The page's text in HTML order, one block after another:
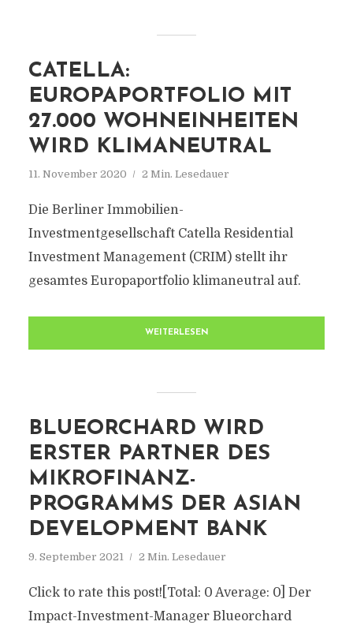
CATELLA:
EUROPAPORTFOLIO MIT
27.000 WOHNEINHEITEN
WIRD KLIMANEUTRAL
11. November 2020 2 Min. Lesedauer
Die Berliner Immobilien-
Investmentgesellschaft Catella Residential
Investment Management (CRIM) stellt ihr
gesamtes Europaportfolio klimaneutral auf.
WEITERLESEN
BLUEORCHARD WIRD
ERSTER PARTNER DES
MIKROFINANZ-
PROGRAMMS DER ASIAN
DEVELOPMENT BANK
9. September 2021 2 Min. Lesedauer
Click to rate this post![Total: 0 Average: 0] Der
Impact-Investment-Manager Blueorchard